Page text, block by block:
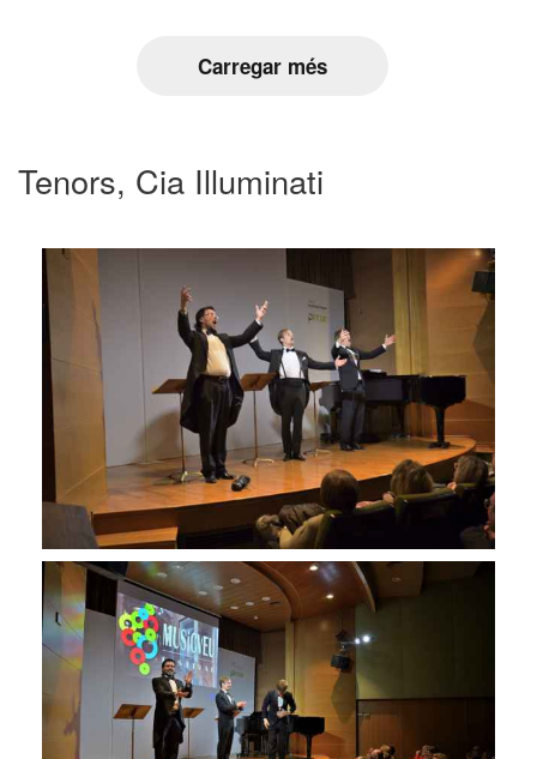
Carregar més
Tenors, Cia Illuminati